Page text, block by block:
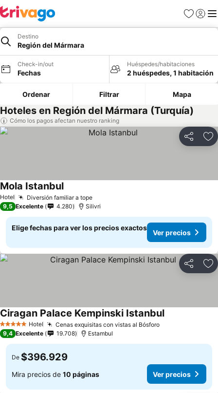
Favoritos
Iniciar
Destino
Región del Mármara
Check-in/out
Fechas
Huéspedes/habitaciones
2 huéspedes, 1 habitación
Ordenar Filtrar Mapa
Hoteles en Región del Mármara (Turquía)
Cómo los pagos afectan nuestro ranking
Compartir
Hotel Diversión familiar a tope
Mola Istanbul
9,5 Excelente 4.280 Silivri
Elige fechas para ver los precios exactos
Ver precios
Compartir
5 Estrellas Hotel Cenas exquisitas con vistas al Bósforo
Ciragan Palace Kempinski Istanbul
9,4 Excelente 19.708 Estambul
De $396.929
Mira precios de 10 páginas Ver precios